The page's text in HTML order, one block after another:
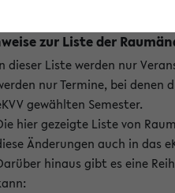
zur Liste der
dieser Liste werden nur
nur Termine, bei
gewählten Semester.
hier gezeigte Liste von
Änderungen auch in das
hinaus gibt es eine